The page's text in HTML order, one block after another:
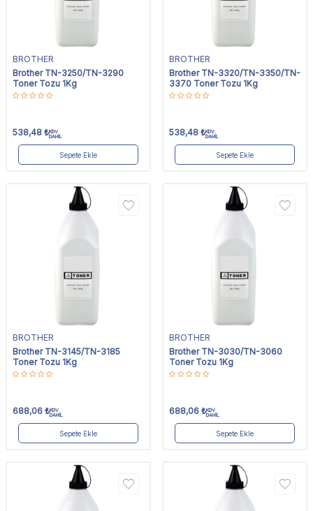
BROTHER
Brother TN-3250/TN-3290
Toner Tozu 1Kg
538,48 ₺KDV
DAHİL
Sepete Ekle
BROTHER
Brother TN-3320/TN-3350/TN-
3370 Toner Tozu 1Kg
538,48 ₺KDV
DAHİL
Sepete Ekle
BROTHER
Brother TN-3145/TN-3185
Toner Tozu 1Kg
688,06 ₺KDV
DAHİL
Sepete Ekle
BROTHER
Brother TN-3030/TN-3060
Toner Tozu 1Kg
688,06 ₺KDV
DAHİL
Sepete Ekle